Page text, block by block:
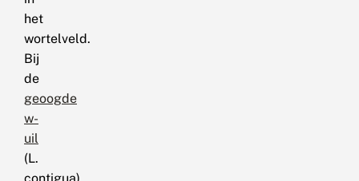
het
wortelveld.
Bij
de
geoogde
w-
uil
(L.